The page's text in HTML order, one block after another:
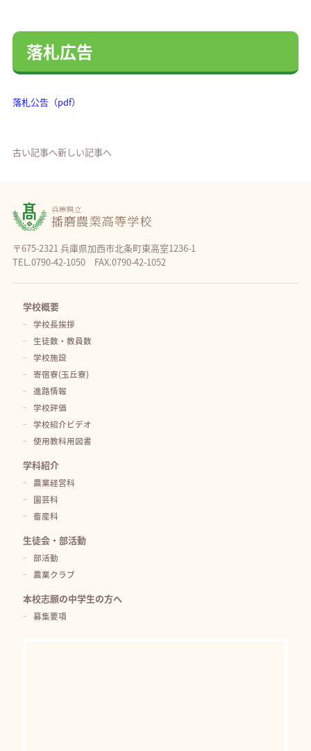
落札広告
落札公告（pdf）
古い記事へ新しい記事へ
〒675-2321 兵庫県加西市北条町東高室1236-1
TEL.0790-42-1050 FAX.0790-42-1052
学校概要
学校長挨拶
生徒数・教員数
学校施設
寄宿寮(玉丘寮)
進路情報
学校評価
学校紹介ビデオ
使用教科用図書
学科紹介
農業経営科
園芸科
畜産科
生徒会・部活動
部活動
農業クラブ
本校志願の中学生の方へ
募集要項